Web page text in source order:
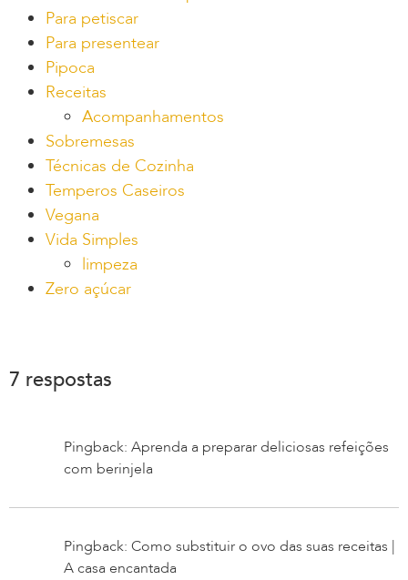
Para petiscar
Para presentear
Pipoca
Receitas
Acompanhamentos
Sobremesas
Técnicas de Cozinha
Temperos Caseiros
Vegana
Vida Simples
limpeza
Zero açúcar
7 respostas
Pingback: Aprenda a preparar deliciosas refeições
com berinjela
Pingback: Como substituir o ovo das suas receitas |
A casa encantada